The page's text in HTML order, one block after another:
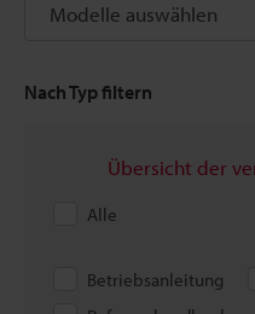
Modelle auswählen
Nach Typ filtern
Übersicht der
Alle
Betriebsanleitung